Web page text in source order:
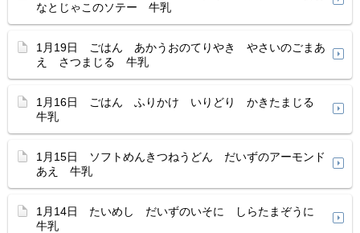
なとじゃこのソテー 牛乳
1月19日 ごはん あかうおのてりやき やさいのごまあ
え さつまじる 牛乳
1月16日 ごはん ふりかけ いりどり かきたまじる
牛乳
1月15日 ソフトめんきつねうどん だいずのアーモンド
あえ 牛乳
1月14日 たいめし だいずのいそに しらたまぞうに
牛乳